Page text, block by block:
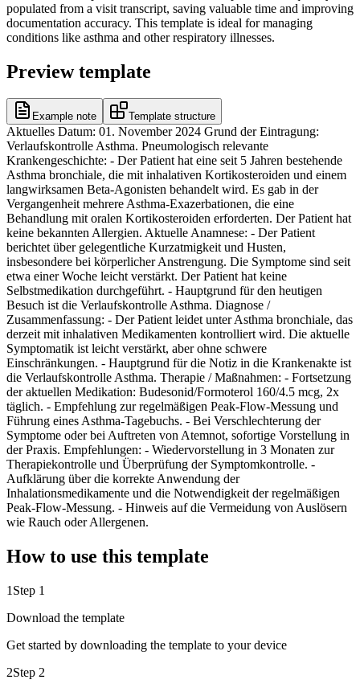
populated from a visit transcript, saving valuable time and improving
documentation accuracy. This template is ideal for managing
conditions like asthma and other respiratory illnesses.
Preview template
Example note Template structure
Aktuelles Datum: 01. November 2024 Grund der Eintragung:
Verlaufskontrolle Asthma. Pneumologisch relevante
Krankengeschichte: - Der Patient hat eine seit 5 Jahren bestehende
Asthma bronchiale, die mit inhalativen Kortikosteroiden und einem
langwirksamen Beta-Agonisten behandelt wird. Es gab in der
Vergangenheit mehrere Asthma-Exazerbationen, die eine
Behandlung mit oralen Kortikosteroiden erforderten. Der Patient hat
keine bekannten Allergien. Aktuelle Anamnese: - Der Patient
berichtet über gelegentliche Kurzatmigkeit und Husten,
insbesondere bei körperlicher Anstrengung. Die Symptome sind seit
etwa einer Woche leicht verstärkt. Der Patient hat keine
Selbstmedikation durchgeführt. - Hauptgrund für den heutigen
Besuch ist die Verlaufskontrolle Asthma. Diagnose /
Zusammenfassung: - Der Patient leidet unter Asthma bronchiale, das
derzeit mit inhalativen Medikamenten kontrolliert wird. Die aktuelle
Symptomatik ist leicht verstärkt, aber ohne schwere
Einschränkungen. - Hauptgrund für die Notiz in die Krankenakte ist
die Verlaufskontrolle Asthma. Therapie / Maßnahmen: - Fortsetzung
der aktuellen Medikation: Budesonid/Formoterol 160/4.5 mcg, 2x
täglich. - Empfehlung zur regelmäßigen Peak-Flow-Messung und
Führung eines Asthma-Tagebuchs. - Bei Verschlechterung der
Symptome oder bei Auftreten von Atemnot, sofortige Vorstellung in
der Praxis. Empfehlungen: - Wiedervorstellung in 3 Monaten zur
Therapiekontrolle und Überprüfung der Symptomkontrolle. -
Aufklärung über die korrekte Anwendung der
Inhalationsmedikamente und die Notwendigkeit der regelmäßigen
Peak-Flow-Messung. - Hinweis auf die Vermeidung von Auslösern
wie Rauch oder Allergenen.
How to use this template
1 Step 1
Download the template
Get started by downloading the template to your device
2Step 2